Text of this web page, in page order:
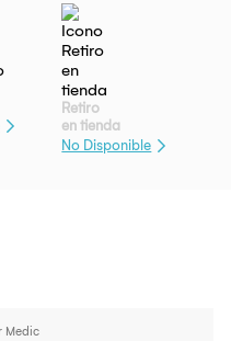
Retiro
en tienda
No Disponible
Medic